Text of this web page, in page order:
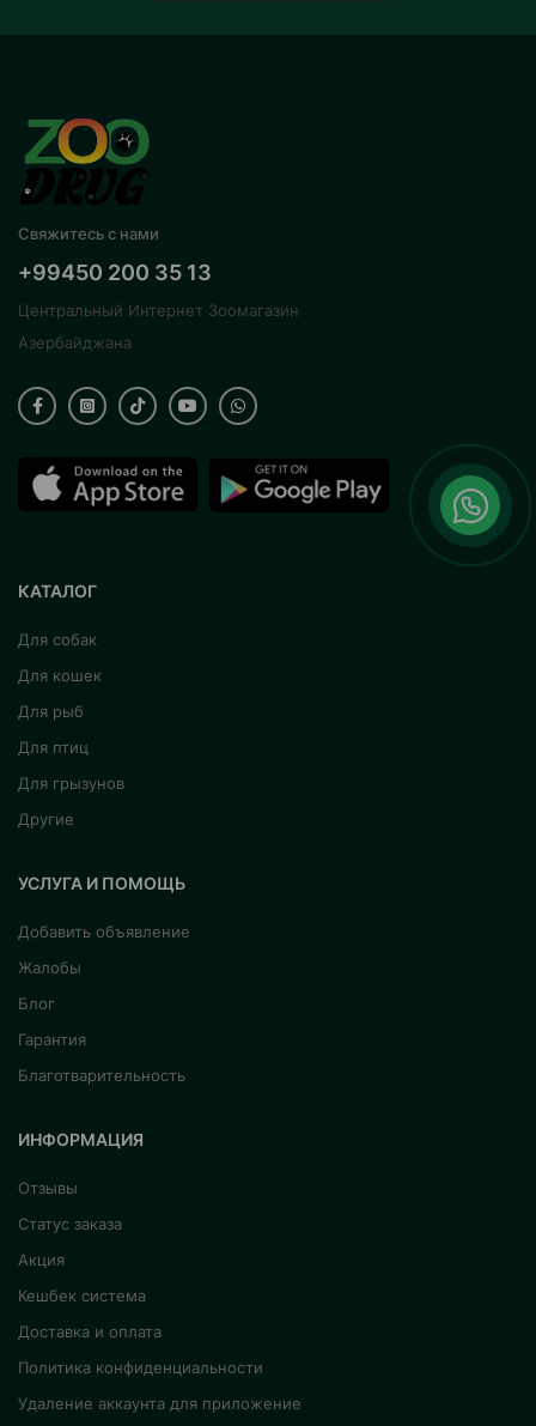
Свяжитесь с нами
+99450 200 35 13
Центральный Интернет Зоомагазин
Азербайджана
КАТАЛОГ
Для собак
Для кошек
Для рыб
Для птиц
Для грызунов
Другие
УСЛУГА И ПОМОЩЬ
Добавить объявление
Жалобы
Блог
Гарантия
Благотварительность
ИНФОРМАЦИЯ
Отзывы
Статус заказа
Акция
Кешбек система
Доставка и оплата
Политика конфиденциальности
Удаление аккаунта для приложение